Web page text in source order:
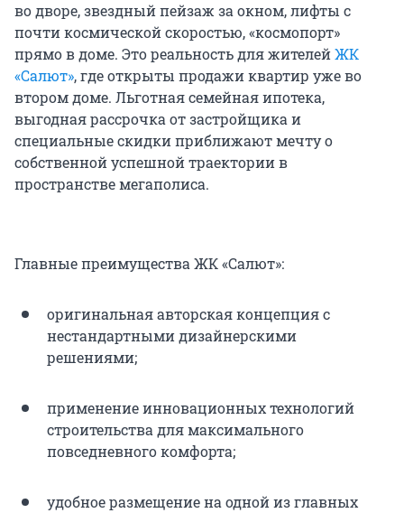
во дворе, звездный пейзаж за окном, лифты с
почти космической скоростью, «космопорт»
прямо в доме. Это реальность для жителейЖК
«Салют», где открыты продажи квартир уже во
втором доме. Льготная семейная ипотека,
выгодная рассрочка от застройщика и
специальные скидки приближают мечту о
собственной успешной траектории в
пространстве мегаполиса.
Главные преимущества ЖК «Салют»:
оригинальная авторская концепция с
нестандартными дизайнерскими
решениями;
применение инновационных технологий
строительства для максимального
повседневного комфорта;
удобное размещение на одной из главных